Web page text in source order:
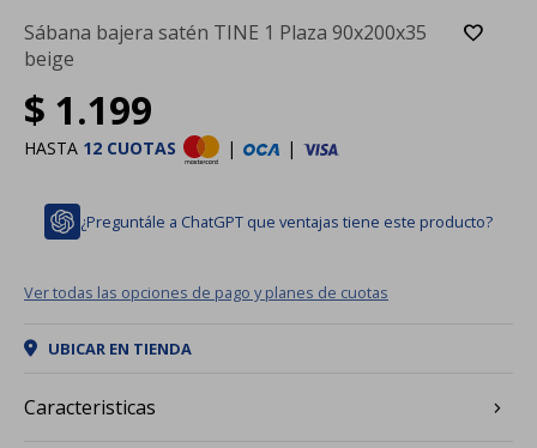
Sábana bajera satén TINE 1 Plaza 90x200x35
beige
$ 1.199
HASTA 12 CUOTAS | |
¿Preguntále a ChatGPT que ventajas tiene este producto?
Ver todas las opciones de pago y planes de cuotas
UBICAR EN TIENDA
Caracteristicas